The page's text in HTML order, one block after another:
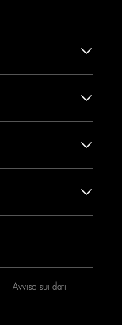
Avviso sui dati